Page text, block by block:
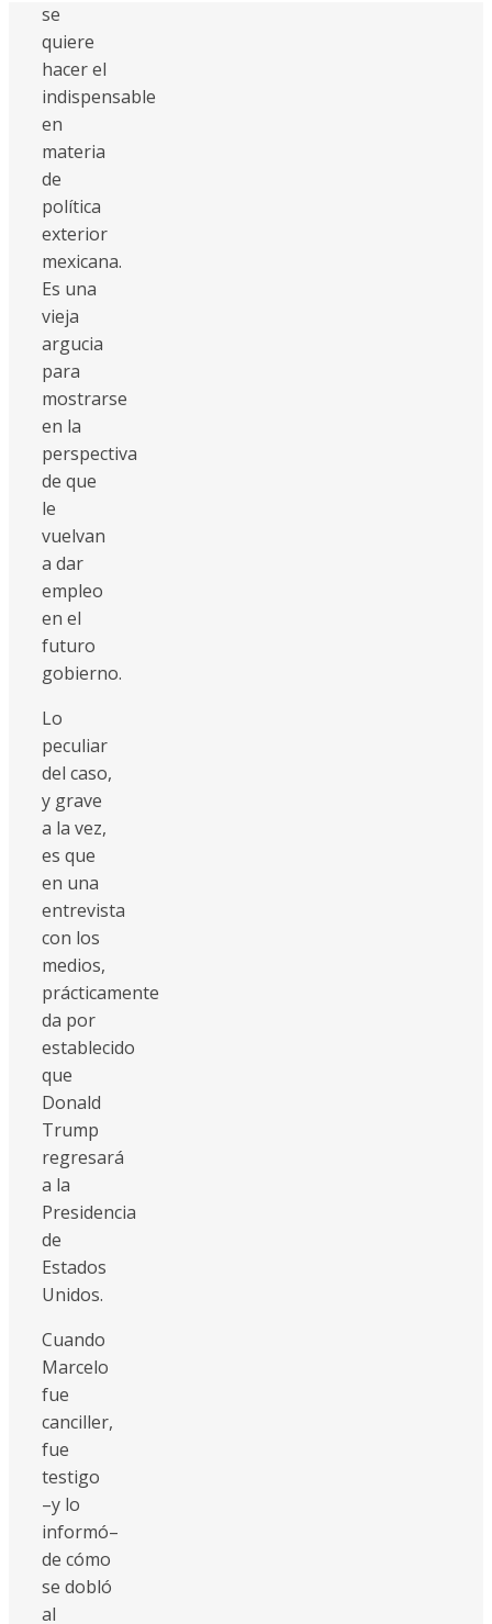
se
quiere
hacer el
indispensable
en
materia
de
política
exterior
mexicana.
Es una
vieja
argucia
para
mostrarse
en la
perspectiva
de que
le
vuelvan
a dar
empleo
en el
futuro
gobierno.
Lo
peculiar
del caso,
y grave
a la vez,
es que
en una
entrevista
con los
medios,
prácticamente
da por
establecido
que
Donald
Trump
regresará
a la
Presidencia
de
Estados
Unidos.
Cuando
Marcelo
fue
canciller,
fue
testigo
–y lo
informó–
de cómo
se dobló
al